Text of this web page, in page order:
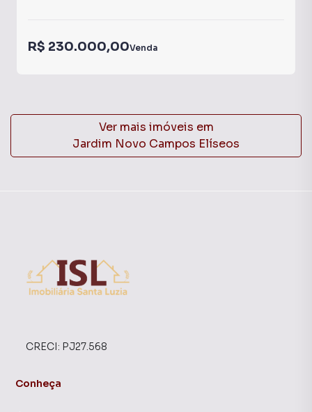
R$ 230.000,00Venda
Ver mais imóveis em
Jardim Novo Campos Elíseos
CRECI: PJ27.568
Conheça